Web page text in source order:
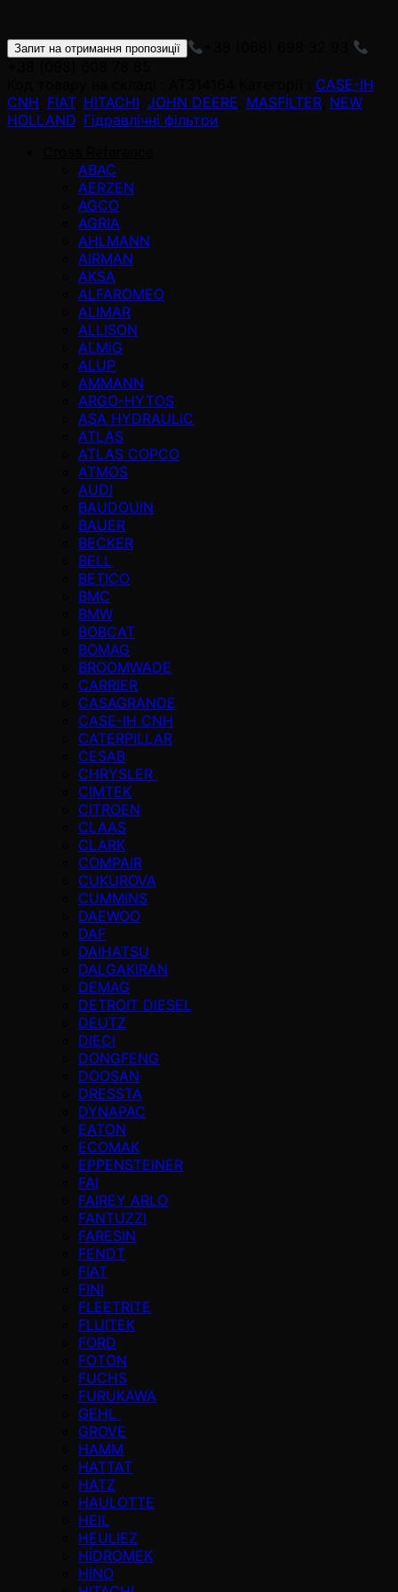
Запит на отримання пропозиції
CASE-IH
CNH FIAT, HITACHI JOHN DEERE MASFİLTER NEW
HOLLAND Гідравлічні фільтри
ABAC
AERZEN
AGCO
AGRIA
AHLMANN
AIRMAN
AKSA
ALFAROMEO
ALIMAR
ALLISON
ALMiG
ALUP
AMMANN
ARGO-HYTOS
ASA HYDRAULIC
ATLAS
ATLAS COPCO
ATMOS
AUDI
BAUDOUIN
BAUER
BECKER
BELL
BETICO
BMC
BMW
BOBCAT
BOMAG
BROOMWADE
CARRIER
CASAGRANDE
CASE-IH CNH
CATERPILLAR
CESAB
CHRYSLER
CIMTEK
CITROEN
CLAAS
CLARK
COMPAIR
CUKUROVA
CUMMINS
DAEWOO
DAF
DAIHATSU
DALGAKIRAN
DEMAG
DETROIT DIESEL
DEUTZ
DIECI
DONGFENG
DOOSAN
DRESSTA
DYNAPAC
EATON
ECOMAK
EPPENSTEINER
FAI
FAIREY ARLO
FANTUZZI
FARESIN
FENDT
FIAT
FINI
FLEETRITE
FLUITEK
FORD
FOTON
FUCHS
FURUKAWA
GEHL
GROVE
HAMM
HATTAT
HATZ
HAULOTTE
HEIL
HEULIEZ
HİDROMEK
HINO